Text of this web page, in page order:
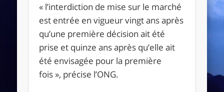
« l’interdiction de mise sur le marché
est entrée en vigueur vingt ans après
qu’une première décision ait été
prise et quinze ans après qu’elle ait
été envisagée pour la première
fois », précise l’ONG.